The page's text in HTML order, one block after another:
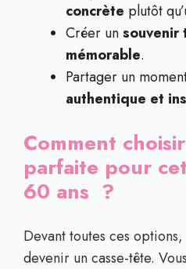
concrète plutôt
Créer un
mémorable.
Partager un
authentique et
Comment
parfaite pour
60 ans ?
Devant toutes ces
devenir un casse-tête.